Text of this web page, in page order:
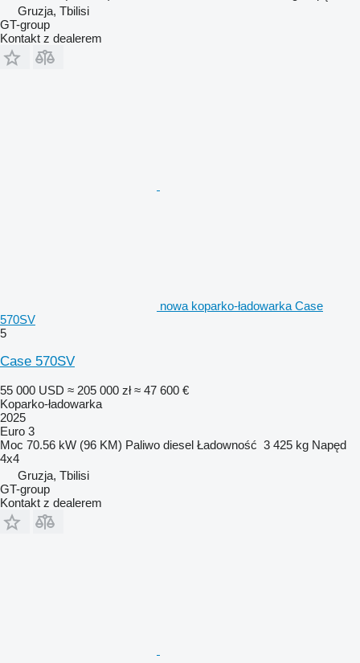
Gruzja, Tbilisi
GT-group
Kontakt z dealerem
nowa koparko-ładowarka Case
570SV
5
Case 570SV
55 000 USD ≈ 205 000 zł ≈ 47 600 €
Koparko-ładowarka
2025
Euro 3
Moc 70.56 kW (96 KM) Paliwo diesel Ładowność 3 425 kg Napęd
4x4
Gruzja, Tbilisi
GT-group
Kontakt z dealerem